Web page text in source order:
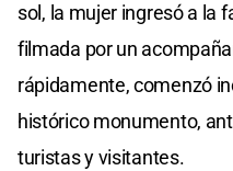
sol, la mujer ingresó a la
filmada por un
rápidamente, comenzó
histórico monumento,
turistas y visitantes.